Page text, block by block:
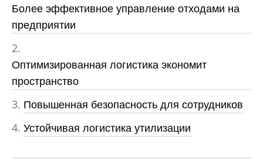
Более эффективное управление отходами на
предприятии
Оптимизированная логистика экономит
пространство
Повышенная безопасность для сотрудников
Устойчивая логистика утилизации